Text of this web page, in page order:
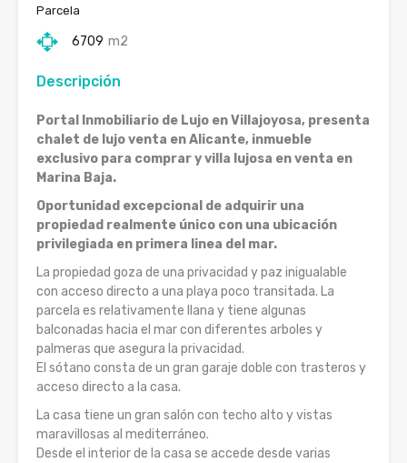
Parcela
6709 m2
Descripción
Portal Inmobiliario de Lujo en Villajoyosa, presenta
chalet de lujo venta en Alicante, inmueble
exclusivo para comprar y villa lujosa en venta en
Marina Baja.
Oportunidad excepcional de adquirir una
propiedad realmente único con una ubicación
privilegiada en primera linea del mar.
La propiedad goza de una privacidad y paz inigualable
con acceso directo a una playa poco transitada. La
parcela es relativamente llana y tiene algunas
balconadas hacia el mar con diferentes arboles y
palmeras que asegura la privacidad.
El sótano consta de un gran garaje doble con trasteros y
acceso directo a la casa.
La casa tiene un gran salón con techo alto y vistas
maravillosas al mediterráneo.
Desde el interior de la casa se accede desde varias